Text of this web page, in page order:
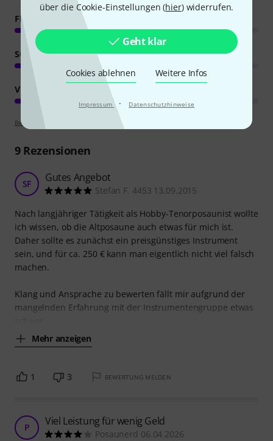
über die Cookie-Einstellungen (hier) widerrufen.
Geht klar
Cookies ablehnen Weitere Infos
Impressum · Datenschutzhinweise
FEATURES
SOUND
VERARBEITUNG
Bewertungsrichtlinien
9Rezensionen
SF Gutes Angebot
Stefan F. 4453 13.09.2015
Nach langjähriger Tätigkeit als Hobby-Tenorposaunist wollte
ich wissen, ob die Altposaune auch etwas für mich ist.
Daher sollte es zunächst ein preisgünstiges Instrument
sein, und für ca. 250 € kann man eigentlich nicht viel falsch
machen.
Klang und Ansprache zu bewerten fällt mir aufgrund der
mangelnden Erfahrung mit der Instrumentengruppe etwas
Mehr anzeigen
1 3 BEWERTUNG MELDEN
P Viel Leistung für wenig Geld
Posaunerd 06.04.2026